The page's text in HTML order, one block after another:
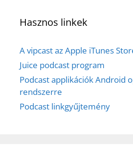
Hasznos linkek
A vipcast az Apple iTunes
Juice podcast program
Podcast applikációk Android
rendszerre
Podcast linkgyűjtemény